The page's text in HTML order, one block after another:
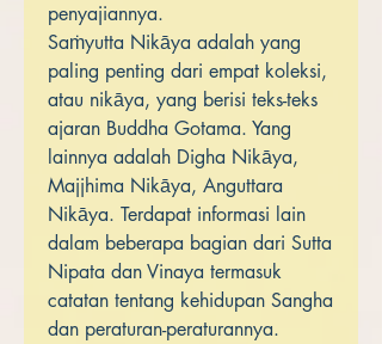
penyajiannya.
Saṁyutta Nikāya adalah yang
paling penting dari empat koleksi,
atau nikāya, yang berisi teks-teks
ajaran Buddha Gotama. Yang
lainnya adalah Digha Nikāya,
Majjhima Nikāya, Anguttara
Nikāya. Terdapat informasi lain
dalam beberapa bagian dari Sutta
Nipata dan Vinaya termasuk
catatan tentang kehidupan Sangha
dan peraturan-peraturannya.